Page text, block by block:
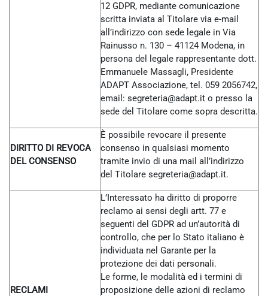
12 GDPR, mediante comunicazione
scritta inviata al Titolare via e-mail
all’indirizzo con sede legale in Via
Rainusso n. 130 – 41124 Modena, in
persona del legale rappresentante dott.
Emmanuele Massagli, Presidente
ADAPT Associazione, tel. 059 2056742,
email: segreteria@adapt.it o presso la
sede del Titolare come sopra descritta.
DIRITTO DI REVOCA
DEL CONSENSO
È possibile revocare il presente
consenso in qualsiasi momento
tramite invio di una mail all’indirizzo
del Titolare segreteria@adapt.it.
RECLAMI
L’Interessato ha diritto di proporre
reclamo ai sensi degli artt. 77 e
seguenti del GDPR ad un’autorità di
controllo, che per lo Stato italiano è
individuata nel Garante per la
protezione dei dati personali.
Le forme, le modalità ed i termini di
proposizione delle azioni di reclamo